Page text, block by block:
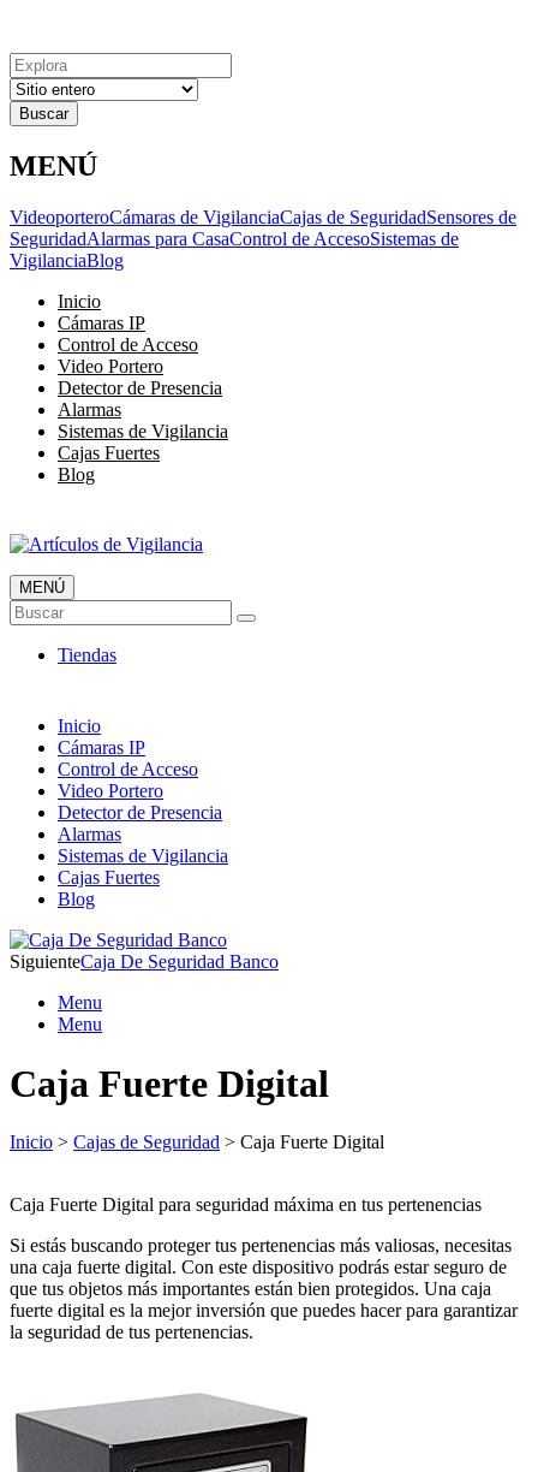
Resultados
para
MENÚ
VideoporteroCámaras de VigilanciaCajas de SeguridadSensores de
SeguridadAlarmas para CasaControl de AccesoSistemas de
VigilanciaBlog
Inicio
Cámaras IP
Control de Acceso
Video Portero
Detector de Presencia
Alarmas
Sistemas de Vigilancia
Cajas Fuertes
Blog
Artículos de Vigilancia
Envió 24/7!!!
MENÚ
Buscar
Tiendas
Inicio
Cámaras IP
Control de Acceso
Video Portero
Detector de Presencia
Alarmas
Sistemas de Vigilancia
Cajas Fuertes
Blog
SiguienteCaja De Seguridad Banco
Menu
Menu
Caja Fuerte Digital
Inicio > Cajas de Seguridad > Caja Fuerte Digital
Caja Fuerte Digital para seguridad máxima en tus pertenencias
Si estás buscando proteger tus pertenencias más valiosas, necesitas
una caja fuerte digital. Con este dispositivo podrás estar seguro de
que tus objetos más importantes están bien protegidos. Una caja
fuerte digital es la mejor inversión que puedes hacer para garantizar
la seguridad de tus pertenencias.